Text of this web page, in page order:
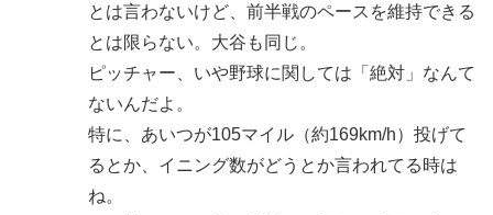
とは言わないけど、前半戦のペースを維持できる
とは限らない。大谷も同じ。
ピッチャー、いや野球に関しては「絶対」なんて
ないんだよ。
特に、あいつが105マイル（約169km/h）投げて
るとか、イニング数がどうとか言われてる時は
ね。